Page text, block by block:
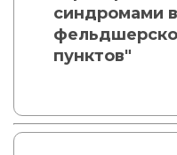
синдромами
пунктов"